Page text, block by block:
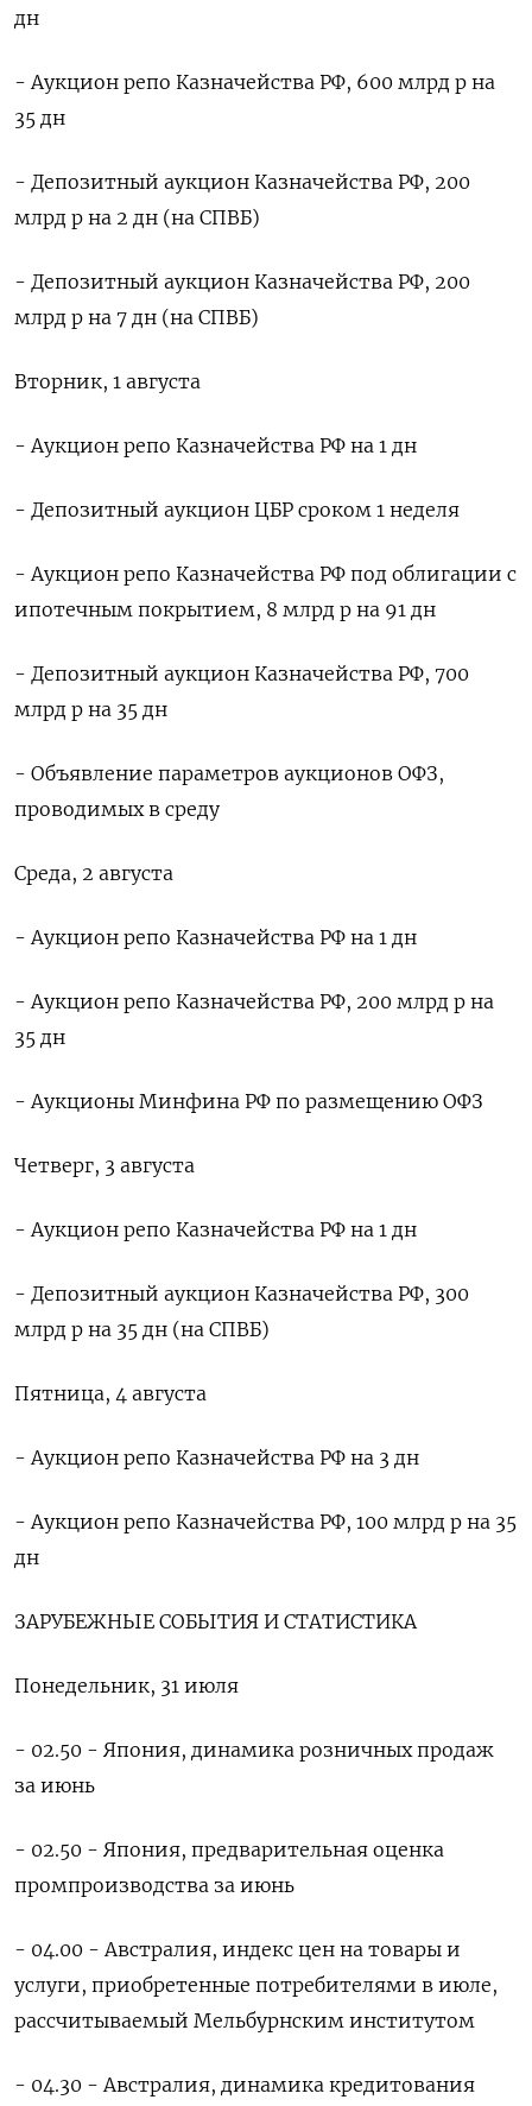
дн
- Аукцион репо Казначейства РФ, 600 млрд р на
35 дн
- Депозитный аукцион Казначейства РФ, 200
млрд р на 2 дн (на СПВБ)
- Депозитный аукцион Казначейства РФ, 200
млрд р на 7 дн (на СПВБ)
Вторник, 1 августа
- Аукцион репо Казначейства РФ на 1 дн
- Депозитный аукцион ЦБР сроком 1 неделя
- Аукцион репо Казначейства РФ под облигации с
ипотечным покрытием, 8 млрд р на 91 дн
- Депозитный аукцион Казначейства РФ, 700
млрд р на 35 дн
- Объявление параметров аукционов ОФЗ,
проводимых в среду
Среда, 2 августа
- Аукцион репо Казначейства РФ на 1 дн
- Аукцион репо Казначейства РФ, 200 млрд р на
35 дн
- Аукционы Минфина РФ по размещению ОФЗ
Четверг, 3 августа
- Аукцион репо Казначейства РФ на 1 дн
- Депозитный аукцион Казначейства РФ, 300
млрд р на 35 дн (на СПВБ)
Пятница, 4 августа
- Аукцион репо Казначейства РФ на 3 дн
- Аукцион репо Казначейства РФ, 100 млрд р на 35
дн
ЗАРУБЕЖНЫЕ СОБЫТИЯ И СТАТИСТИКА
Понедельник, 31 июля
- 02.50 - Япония, динамика розничных продаж
за июнь
- 02.50 - Япония, предварительная оценка
промпроизводства за июнь
- 04.00 - Австралия, индекс цен на товары и
услуги, приобретенные потребителями в июле,
рассчитываемый Мельбурнским институтом
- 04.30 - Австралия, динамика кредитования